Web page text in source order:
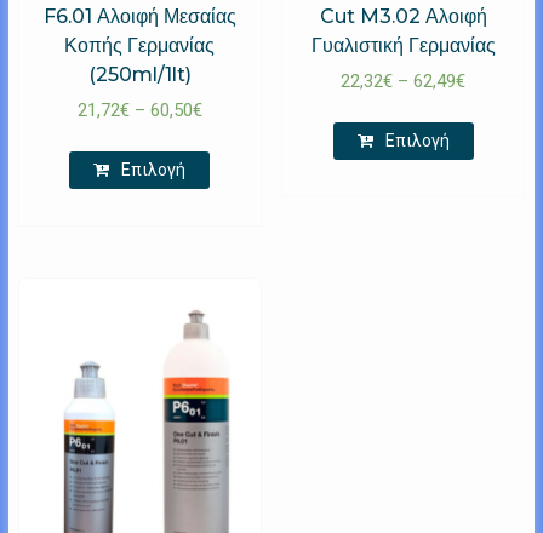
F6.01 Αλοιφή Μεσαίας
Κοπής Γερμανίας
(250ml/1lt)
21,72€– 60,50€
Επιλογή
Cut M3.02 Αλοιφή
Γυαλιστική Γερμανίας
22,32€ –62,49€
Επιλογή